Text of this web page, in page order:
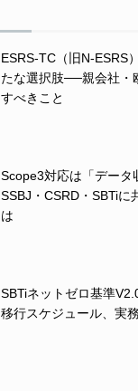
ESRS-TC（旧N-ESRS
たな選択肢──親会社・
すべきこと
Scope3対応は「データ
SSBJ・CSRD・SBTiに
は
SBTiネットゼロ基準
移行スケジュール、実